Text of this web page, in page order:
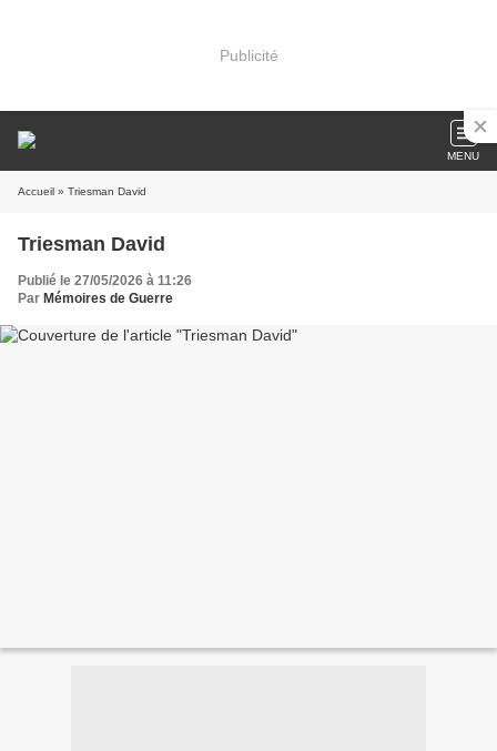
Publicité
MENU
Accueil » Triesman David
Triesman David
Publié le 27/05/2026 à 11:26
Par Mémoires de Guerre